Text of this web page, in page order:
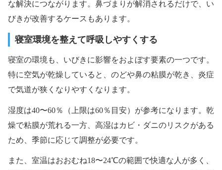
な解決につながります。鼻づまりが解消されるだけで、い
びきが改善するケースもあります。
寝室環境を整えて呼吸しやすくする
寝室の環境も、いびきに影響をおよぼす要素の一つです。
特に空気が乾燥していると、のどや鼻の粘膜が乾き、炎症
で気道が狭くなりやすくなります。
湿度は40〜60％（上限は60％目安）が参考になります。乾
燥で粘膜が荒れる一方、高湿はカビ・ダニのリスクがある
ため、季節に応じて調整が必要です。
また、室温はおおむね18〜24℃の範囲で快適な人が多く、